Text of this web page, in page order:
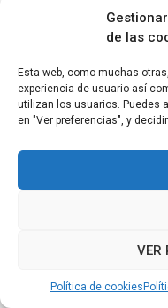
de las
Esta web, como muchas
experiencia de usuario así
utilizan los usuarios. Puedes
en "Ver preferencias", y
VER
Política de cookies
© ADICAE - 2022